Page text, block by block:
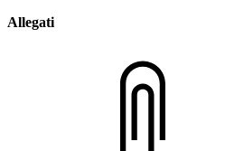
Allegati